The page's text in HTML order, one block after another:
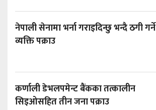
नेपाली सेनामा भर्ना गराइदिन्छु भन्दै ठगी गर्ने
व्यक्ति पक्राउ
कर्णाली डेभलपमेन्ट बैंकका तत्कालीन
सिइओसहित तीन जना पक्राउ